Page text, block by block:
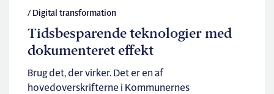
/ Digital transformation
Tidsbesparende teknologier med
dokumenteret effekt
Brug det, der virker. Det er en af
hovedoverskrifterne i Kommunernes